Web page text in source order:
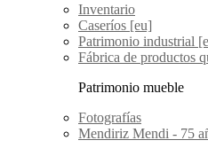
Inventario
Caseríos [eu]
Patrimonio industrial
Fábrica de productos
Patrimonio mueble
Fotografías
Mendiriz Mendi - 75